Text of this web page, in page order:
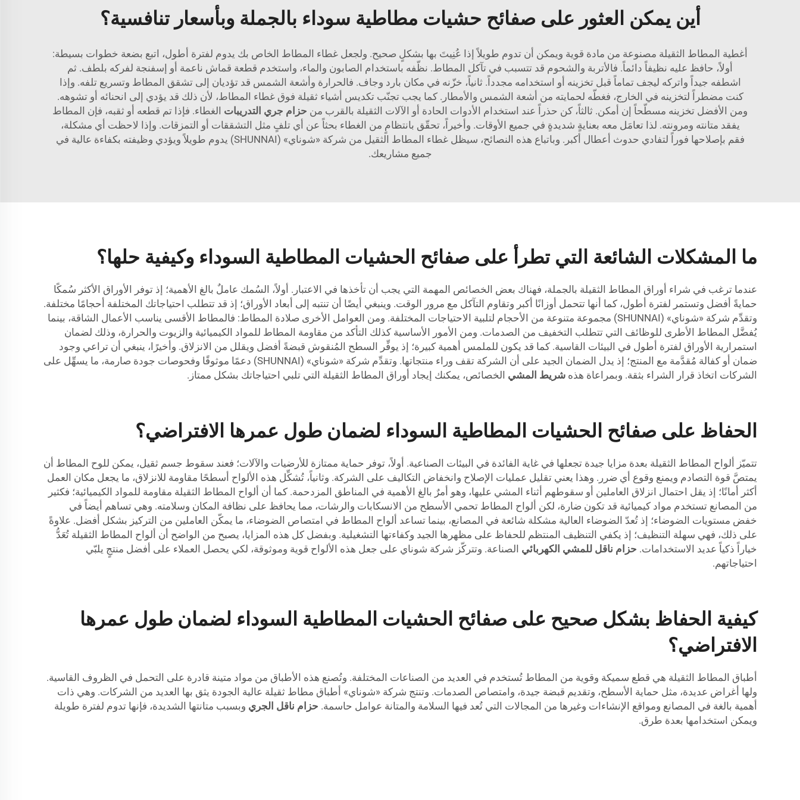
أين يمكن العثور على صفائح حشيات مطاطية سوداء بالجملة وبأسعار تنافسية؟
أغطية المطاط الثقيلة مصنوعة من مادة قوية ويمكن أن تدوم طويلاً إذا عُنِيتَ بها بشكلٍ صحيح. ولجعل غطاء المطاط الخاص بك يدوم لفترة أطول، اتبع بضعة خطوات بسيطة:
أولاً، حافظ عليه نظيفاً دائماً. فالأتربة والشحوم قد تتسبب في تآكل المطاط. نظّفه باستخدام الصابون والماء، واستخدم قطعة قماش ناعمة أو إسفنجة لفركه بلطف. ثم
اشطفه جيداً واتركه ليجف تماماً قبل تخزينه أو استخدامه مجدداً. ثانياً، خزّنه في مكان بارد وجاف. فالحرارة وأشعة الشمس قد تؤديان إلى تشقق المطاط وتسريع تلفه. وإذا
كنت مضطراً لتخزينه في الخارج، فغطّه لحمايته من أشعة الشمس والأمطار. كما يجب تجنّب تكديس أشياء ثقيلة فوق غطاء المطاط، لأن ذلك قد يؤدي إلى انحنائه أو تشوهه.
ومن الأفضل تخزينه مسطّحاً إن أمكن. ثالثاً، كن حذراً عند استخدام الأدوات الحادة أو الآلات الثقيلة بالقرب من حزام جري التدريبات الغطاء. فإذا تم قطعه أو ثقبه، فإن المطاط
يفقد متانته ومرونته. لذا تعامَل معه بعنايةٍ شديدةٍ في جميع الأوقات. وأخيراً، تحقّق بانتظامٍ من الغطاء بحثاً عن أي تلفٍ مثل التشققات أو التمزقات. وإذا لاحظت أي مشكلة،
فقم بإصلاحها فوراً لتفادي حدوث أعطال أكبر. وباتباع هذه النصائح، سيظل غطاء المطاط الثقيل من شركة «شوناي» (SHUNNAI) يدوم طويلاً ويؤدي وظيفته بكفاءة عالية في
جميع مشاريعك.
ما المشكلات الشائعة التي تطرأ على صفائح الحشيات المطاطية السوداء وكيفية حلها؟
عندما ترغب في شراء أوراق المطاط الثقيلة بالجملة، فهناك بعض الخصائص المهمة التي يجب أن تأخذها في الاعتبار. أولاً، السُمك عاملٌ بالغ الأهمية؛ إذ توفر الأوراق الأكثر سُمكًا
حمايةً أفضل وتستمر لفترة أطول، كما أنها تتحمل أوزانًا أكبر وتقاوم التآكل مع مرور الوقت. وينبغي أيضًا أن تنتبه إلى أبعاد الأوراق؛ إذ قد تتطلب احتياجاتك المختلفة أحجامًا مختلفة.
وتقدِّم شركة «شوناي» (SHUNNAI) مجموعة متنوعة من الأحجام لتلبية الاحتياجات المختلفة. ومن العوامل الأخرى صلادة المطاط: فالمطاط الأقسى يناسب الأعمال الشاقة، بينما
يُفضَّل المطاط الأطرى للوظائف التي تتطلب التخفيف من الصدمات. ومن الأمور الأساسية كذلك التأكد من مقاومة المطاط للمواد الكيميائية والزيوت والحرارة، وذلك لضمان
استمرارية الأوراق لفترة أطول في البيئات القاسية. كما قد يكون للملمس أهمية كبيرة؛ إذ يوفِّر السطح المُنقوش قبضةً أفضل ويقلل من الانزلاق. وأخيرًا، ينبغي أن تراعي وجود
ضمان أو كفالة مُقدَّمة مع المنتج؛ إذ يدل الضمان الجيد على أن الشركة تقف وراء منتجاتها. وتقدِّم شركة «شوناي» (SHUNNAI) دعمًا موثوقًا وفحوصات جودة صارمة، ما يسهِّل على
الشركات اتخاذ قرار الشراء بثقة. وبمراعاة هذه شريط المشي الخصائص، يمكنك إيجاد أوراق المطاط الثقيلة التي تلبي احتياجاتك بشكل ممتاز.
الحفاظ على صفائح الحشيات المطاطية السوداء لضمان طول عمرها الافتراضي؟
تتميّز ألواح المطاط الثقيلة بعدة مزايا جيدة تجعلها في غاية الفائدة في البيئات الصناعية. أولاً، توفر حماية ممتازة للأرضيات والآلات؛ فعند سقوط جسم ثقيل، يمكن للوح المطاط أن
يمتصَّ قوة التصادم ويمنع وقوع أي ضرر. وهذا يعني تقليل عمليات الإصلاح وانخفاض التكاليف على الشركة. وثانياً، تُشكِّل هذه الألواح أسطحًا مقاومة للانزلاق، ما يجعل مكان العمل
أكثر أمانًا؛ إذ يقل احتمال انزلاق العاملين أو سقوطهم أثناء المشي عليها، وهو أمرٌ بالغ الأهمية في المناطق المزدحمة. كما أن ألواح المطاط الثقيلة مقاومة للمواد الكيميائية؛ فكثير
من المصانع تستخدم مواد كيميائية قد تكون ضارة، لكن ألواح المطاط تحمي الأسطح من الانسكابات والرشات، مما يحافظ على نظافة المكان وسلامته. وهي تساهم أيضاً في
خفض مستويات الضوضاء؛ إذ تُعدّ الضوضاء العالية مشكلة شائعة في المصانع، بينما تساعد ألواح المطاط في امتصاص الضوضاء، ما يمكّن العاملين من التركيز بشكل أفضل. علاوةً
على ذلك، فهي سهلة التنظيف؛ إذ يكفي التنظيف المنتظم للحفاظ على مظهرها الجيد وكفاءتها التشغيلية. وبفضل كل هذه المزايا، يصبح من الواضح أن ألواح المطاط الثقيلة تُعَدُّ
خياراً ذكياً عديد الاستخدامات. حزام ناقل للمشي الكهربائي الصناعة. وتتركّز شركة شوناي على جعل هذه الألواح قوية وموثوقة، لكي يحصل العملاء على أفضل منتجٍ يلبّي
احتياجاتهم.
كيفية الحفاظ بشكل صحيح على صفائح الحشيات المطاطية السوداء لضمان طول عمرها
الافتراضي؟
أطباق المطاط الثقيلة هي قطع سميكة وقوية من المطاط تُستخدم في العديد من الصناعات المختلفة. وتُصنع هذه الأطباق من مواد متينة قادرة على التحمل في الظروف القاسية.
ولها أغراض عديدة، مثل حماية الأسطح، وتقديم قبضة جيدة، وامتصاص الصدمات. وتنتج شركة «شوناي» أطباق مطاط ثقيلة عالية الجودة يثق بها العديد من الشركات. وهي ذات
أهمية بالغة في المصانع ومواقع الإنشاءات وغيرها من المجالات التي تُعد فيها السلامة والمتانة عوامل حاسمة. حزام ناقل الجري وبسبب متانتها الشديدة، فإنها تدوم لفترة طويلة
ويمكن استخدامها بعدة طرق.